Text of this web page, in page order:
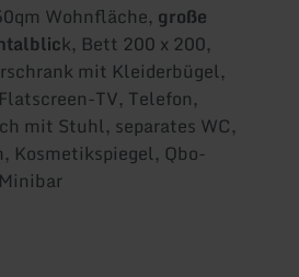
Wohnfläche, große
k, Bett 200 x 200,
mit Kleiderbügel,
TV, Telefon,
mit Stuhl, separates WC,
Kosmetikspiegel, Qbo-